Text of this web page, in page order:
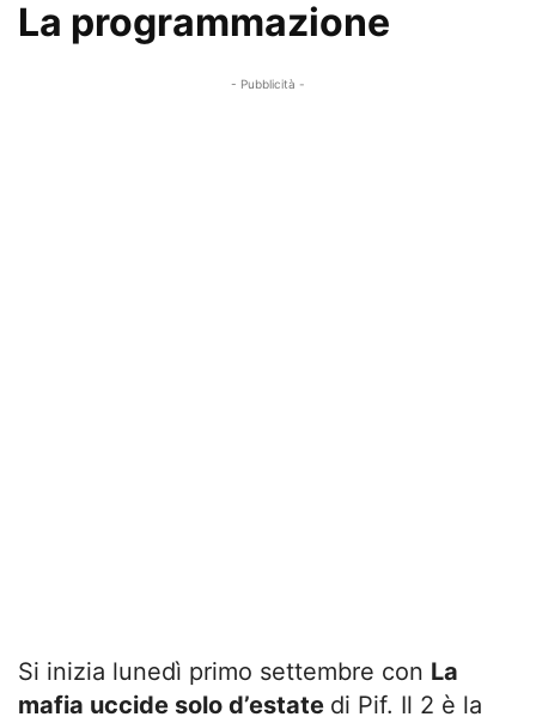
La programmazione
- Pubblicità -
Si inizia lunedì primo settembre con La
mafia uccide solo d’estate di Pif. Il 2 è la